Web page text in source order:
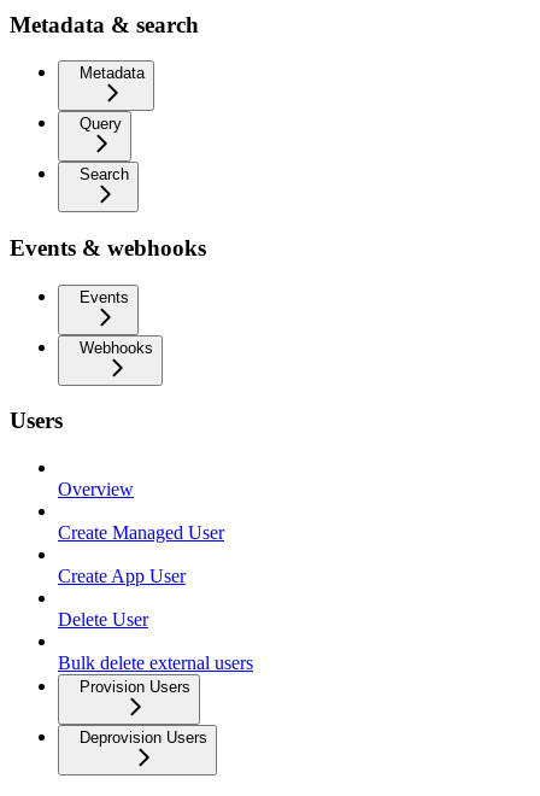
Metadata & search
Metadata
Query
Search
Events & webhooks
Events
Webhooks
Users
Overview
Create Managed User
Create App User
Delete User
Bulk delete external users
Provision Users
Deprovision Users